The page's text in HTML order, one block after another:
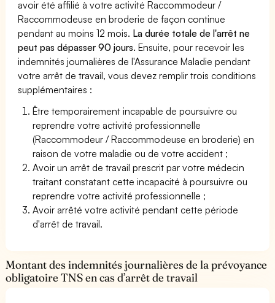
avoir été affilié à votre activité Raccommodeur /
Raccommodeuse en broderie de façon continue
pendant au moins 12 mois. La durée totale de l'arrêt ne
peut pas dépasser 90 jours. Ensuite, pour recevoir les
indemnités journalières de l'Assurance Maladie pendant
votre arrêt de travail, vous devez remplir trois conditions
supplémentaires :
Être temporairement incapable de poursuivre ou
reprendre votre activité professionnelle
(Raccommodeur / Raccommodeuse en broderie) en
raison de votre maladie ou de votre accident ;
Avoir un arrêt de travail prescrit par votre médecin
traitant constatant cette incapacité à poursuivre ou
reprendre votre activité professionnelle ;
Avoir arrêté votre activité pendant cette période
d'arrêt de travail.
Montant des indemnités journalières de la prévoyance
obligatoire TNS en cas d’arrêt de travail